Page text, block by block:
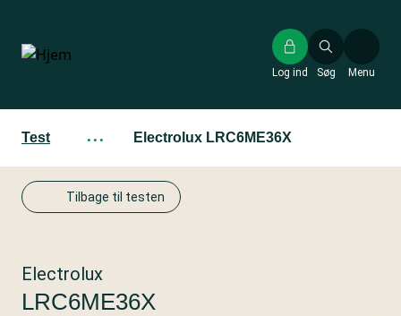
hovedindhold
Søg
Log ind Menu
Test ··· Electrolux LRC6ME36X
Tilbage til testen
Electrolux
LRC6ME36X